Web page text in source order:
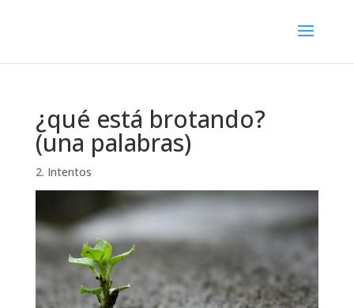
¿qué está brotando?
(una palabras)
2. Intentos